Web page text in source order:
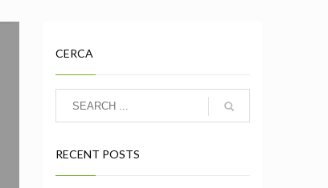
CERCA
RECENT POSTS